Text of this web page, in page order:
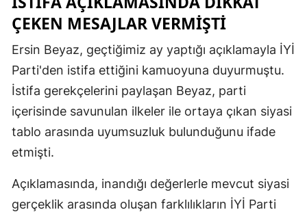
ÇEKEN MESAJLAR VERMIŞTI
Ersin Beyaz, geçtiğimiz ay yaptığı açıklamayla İYİ
Parti'den istifa ettiğini kamuoyuna duyurmuştu.
İstifa gerekçelerini paylaşan Beyaz, parti
içerisinde savunulan ilkeler ile ortaya çıkan siyasi
tablo arasında uyumsuzluk bulunduğunu ifade
etmişti.
Açıklamasında, inandığı değerlerle mevcut siyasi
gerçeklik arasında oluşan farklılıkların İYİ Parti